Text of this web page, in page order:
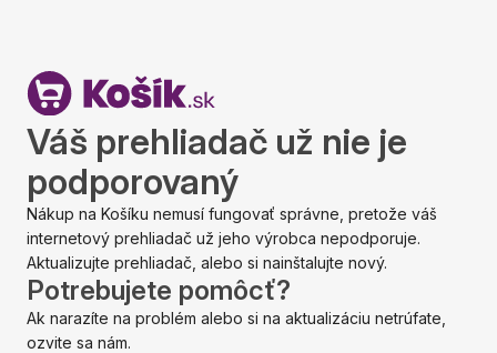
Váš prehliadač už nie je
podporovaný
Nákup na Košíku nemusí fungovať správne, pretože váš
internetový prehliadač už jeho výrobca nepodporuje.
Aktualizujte prehliadač, alebo si nainštalujte nový.
Potrebujete pomôcť?
Ak narazíte na problém alebo si na aktualizáciu netrúfate,
ozvite sa nám.